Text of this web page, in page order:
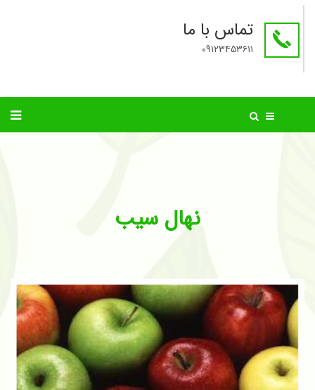
تماس با ما
۰۹۱۲۳۴۵۳۶۱۱
نهال سیب